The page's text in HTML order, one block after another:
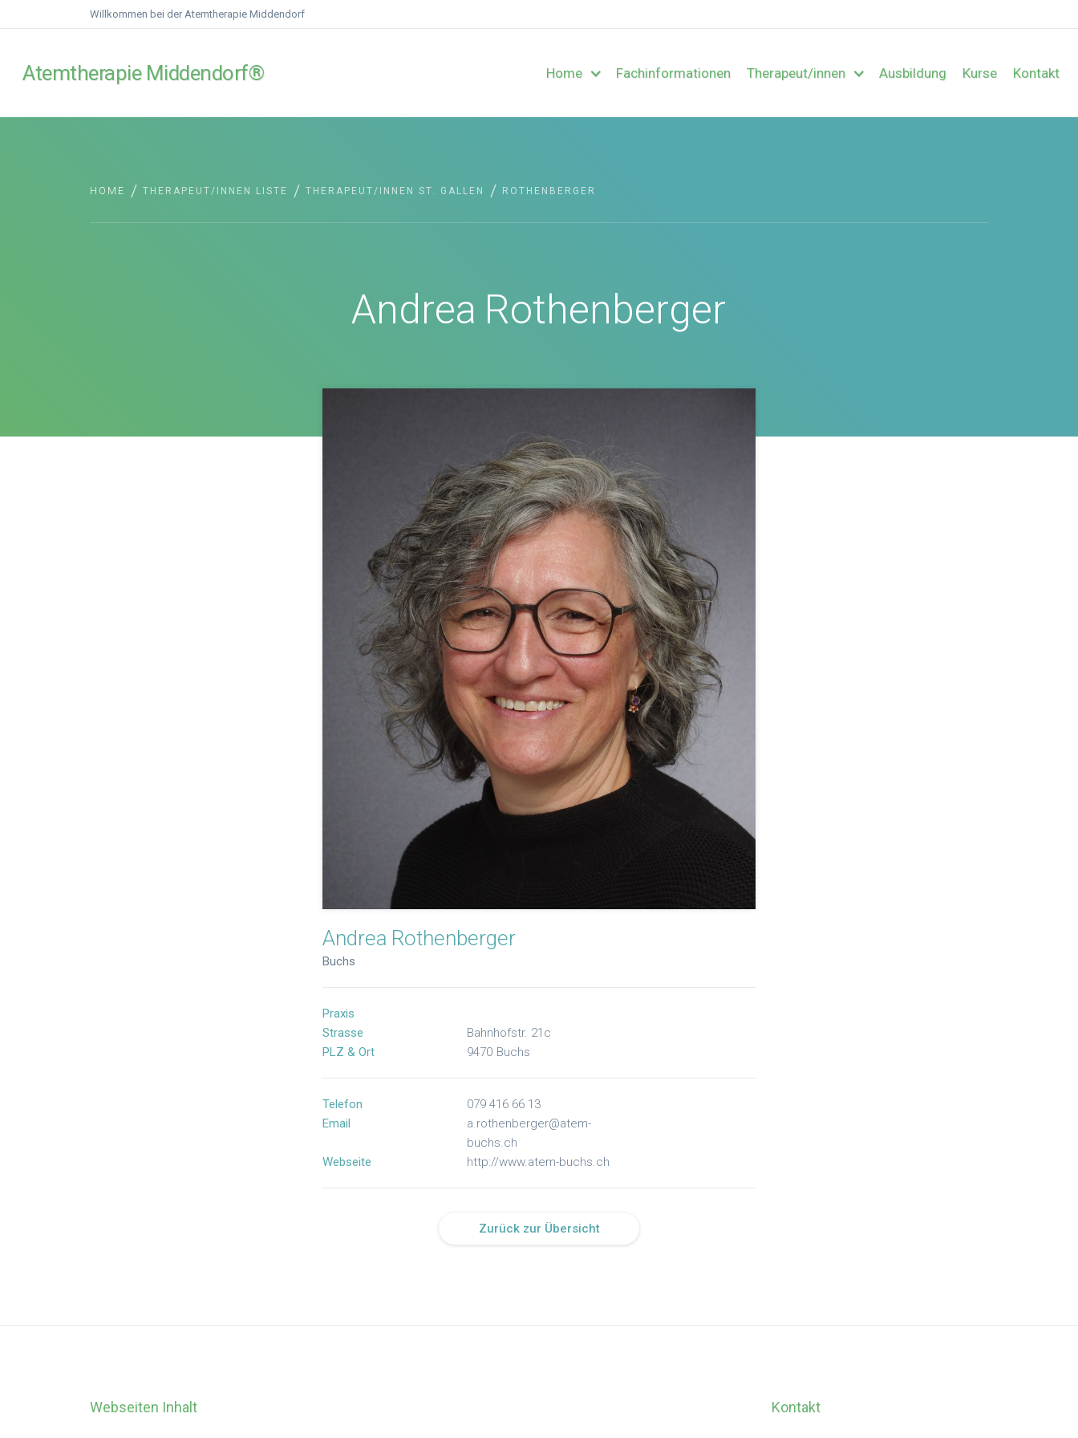
Willkommen bei der Atemtherapie Middendorf
Atemtherapie Middendorf® Home Fachinformationen Therapeut/innen Ausbildung Kurse Kontakt
HOME THERAPEUT/INNEN LISTE
/ THERAPEUT/INNEN ST. GALLEN
/ ROTHENBERGER
/
Andrea Rothenberger
Andrea Rothenberger
Buchs
Praxis
Strasse
Bahnhofstr. 21c
PLZ & Ort
9470 Buchs
Telefon
079 416 66 13
Email
a.rothenberger@atem-
buchs.ch
Webseite
http://www.atem-buchs.ch
Zurück zur Übersicht
Webseiten Inhalt Kontakt